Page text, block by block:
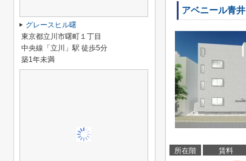
アベニール青井
所在階 賃料
グレースヒル曙
東京都立川市曙町１丁目
中央線「立川」駅 徒歩5分
築1年未満